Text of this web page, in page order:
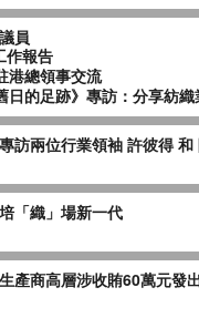
員
年6
東國家駐
舊日的足跡》專訪：
訪兩位行業領袖 許彼得
「織」場新一代
產商高層涉收賄60萬元發